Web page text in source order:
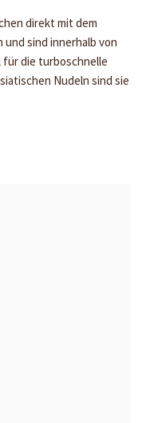
direkt mit dem
und sind innerhalb von
für die turboschnelle
Nudeln sind sie